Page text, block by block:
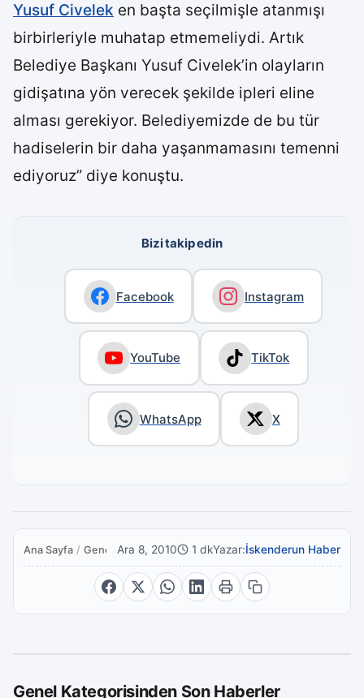
Yusuf Civelek en başta seçilmişle atanmışı
birbirleriyle muhatap etmemeliydi. Artık
Belediye Başkanı Yusuf Civelek’in olayların
gidişatına yön verecek şekilde ipleri eline
alması gerekiyor. Belediyemizde de bu tür
hadiselerin bir daha yaşanmamasını temenni
ediyoruz” diye konuştu.
Bizi takip edin
Facebook Instagram
YouTube TikTok
WhatsApp X
Ana Sayfa / Genel Ara 8, 2010 1 dkYazar:İskenderun Haber
Genel Kategorisinden Son Haberler